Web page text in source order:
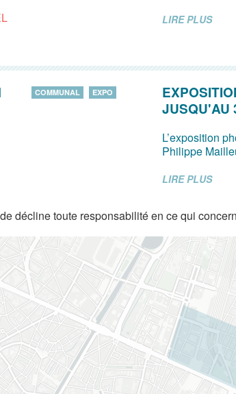
LIRE PLUS
COMMUNAL EXPO
JUSQU'AU
L’exposition
Philippe
LIRE PLUS
décline toute responsabilité en ce qui